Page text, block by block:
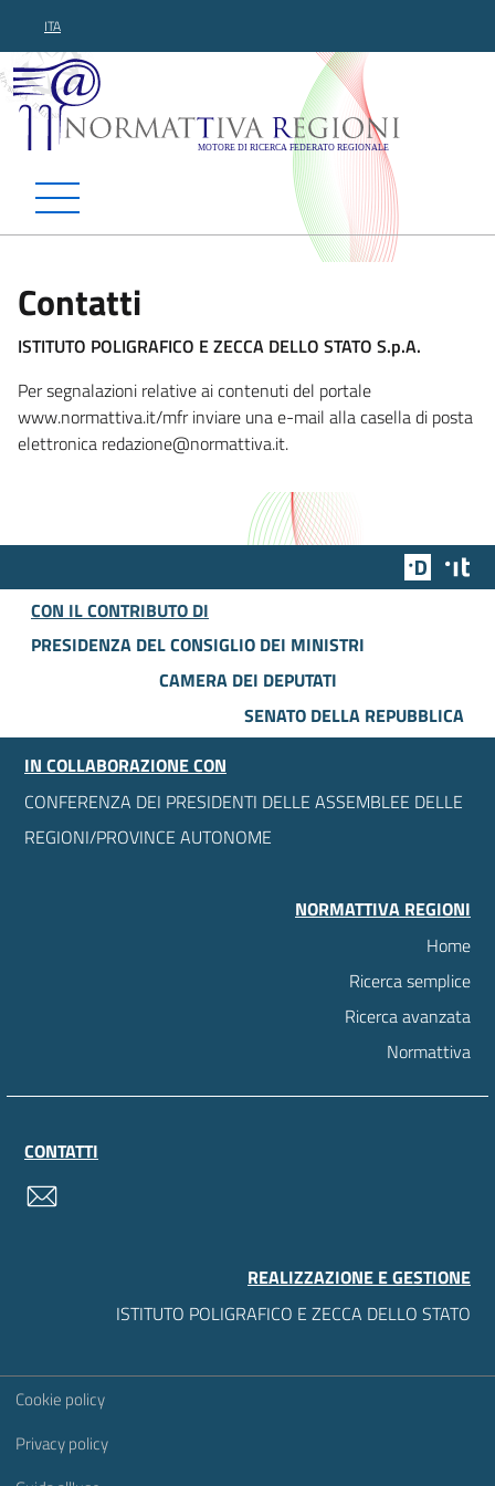
ITA
Normattiva Regioni -
Contatti
ISTITUTO POLIGRAFICO E ZECCA DELLO STATO S.p.A.
Per segnalazioni relative ai contenuti del portale
www.normattiva.it/mfr inviare una e-mail alla casella di posta
elettronica redazione@normattiva.it.
Team
CON IL CONTRIBUTO DI
PRESIDENZA DEL CONSIGLIO DEI MINISTRI
CAMERA DEI DEPUTATI
SENATO DELLA REPUBBLICA
IN COLLABORAZIONE CON
CONFERENZA DEI PRESIDENTI DELLE ASSEMBLEE DELLE
REGIONI/PROVINCE AUTONOME
NORMATTIVA REGIONI
Home
Ricerca semplice
Ricerca avanzata
Normattiva
CONTATTI
REALIZZAZIONE E GESTIONE
ISTITUTO POLIGRAFICO E ZECCA DELLO STATO
Sezione Link Utili
Cookie policy
Privacy policy